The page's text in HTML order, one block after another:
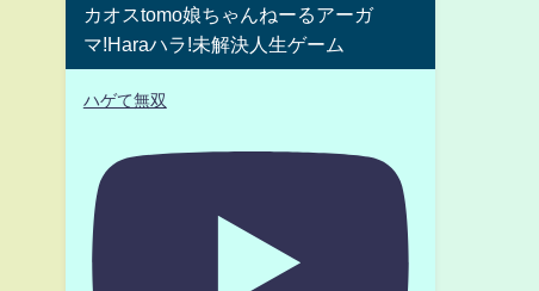
カオスtomo娘ちゃんねーるアーガ
マ!Haraハラ!未解決人生ゲーム
ハゲて無双